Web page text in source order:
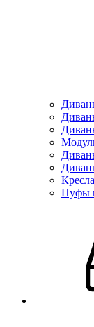
Кресла
Пуфы